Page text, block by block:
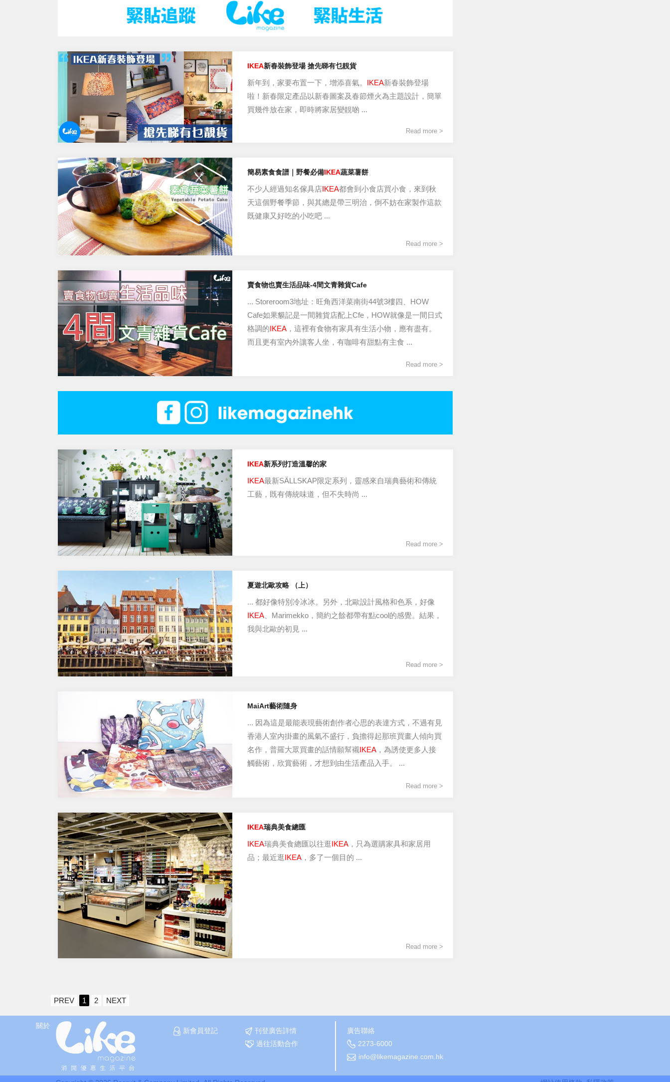
IKEA新春裝飾登場 搶先睇有乜靚貨
新年到，家要布置一下，增添喜氣。 IKEA新春裝飾登場
啦！新春限定產品以新春圖案及春節煙火為主題設計，簡單
買幾件放在家，即時將家居變靚啲 ...
Read more >
簡易素食食譜｜野餐必備IKEA蔬菜薯餅
不少人經過知名傢具店IKEA都會到小食店買小食，來到秋
天這個野餐季節，與其總是帶三明治，倒不妨在家製作這款
既健康又好吃的小吃吧 ...
Read more >
賣食物也賣生活品味-4間文青雜貨Cafe
... Storeroom3地址：旺角西洋菜南街44號3樓四、HOW
Cafe如果貘記是一間雜貨店配上Cfe，HOW就像是一間日式
格調的IKEA ，這裡有食物有家具有生活小物，應有盡有。
而且更有室內外讓客人坐，有咖啡有甜點有主食 ...
Read more >
IKEA新系列打造溫馨的家
IKEA最新SÄLLSKAP限定系列，靈感來自瑞典藝術和傳統
工藝，既有傳統味道，但不失時尚 ...
Read more >
夏遊北歐攻略 （上）
... 都好像特別冷冰冰。另外，北歐設計風格和色系，好像
IKEA 、Marimekko，簡約之餘都帶有點cool的感覺。結果，
我與北歐的初見 ...
Read more >
MaiArt藝術隨身
... 因為這是最能表現藝術創作者心思的表達方式，不過有見
香港人室內掛畫的風氣不盛行，負擔得起那班買畫人傾向買
名作，普羅大眾買畫的話情願幫襯IKEA ，為誘使更多人接
觸藝術，欣賞藝術，才想到由生活產品入手。 ...
Read more >
IKEA瑞典美食總匯
IKEA瑞典美食總匯以往逛IKEA ，只為選購家具和家居用
品；最近逛IKEA ，多了一個目的 ...
Read more >
PREV 1 2 NEXT
關於
新會員登記
刊登廣告詳情
過往活動合作
廣告聯絡
2273-6000
info@likemagazine.com.hk